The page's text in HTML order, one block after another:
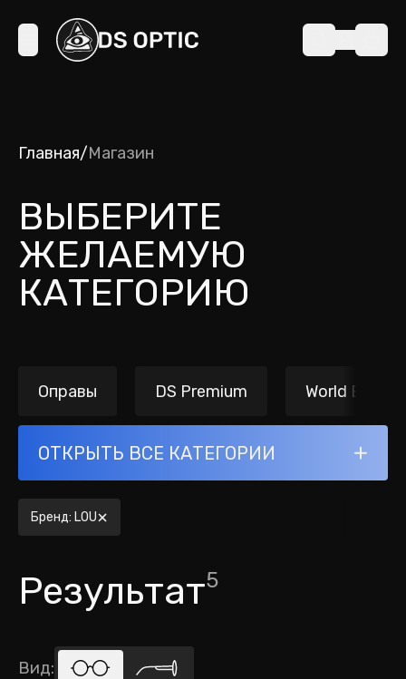
Главная/Магазин
ВЫБЕРИТЕ
ЖЕЛАЕМУЮ
КАТЕГОРИЮ
Оправы DS Premium World Brands
ОТКРЫТЬ ВСЕ КАТЕГОРИИ
Бренд: LOU
Результат5
Вид: